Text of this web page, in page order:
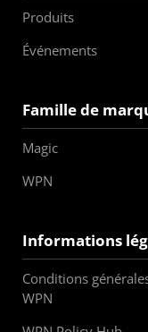
Produits
Événements
Famille de
Magic
WPN
Informations
Conditions
WPN